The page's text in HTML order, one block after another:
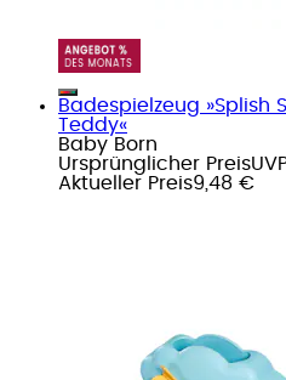
Badespielzeug »Splish
Teddy«
Baby Born
Ursprünglicher Preis
Aktueller Preis9,48 €